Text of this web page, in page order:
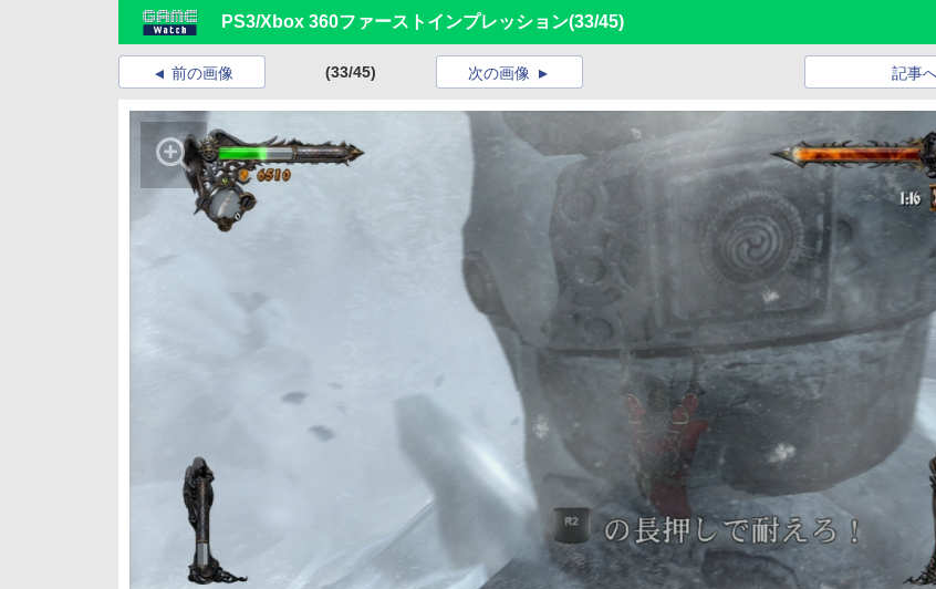
PS3/Xbox 360ファーストインプレッション(33/45)
前の画像 (33/45) 記事
次の画像